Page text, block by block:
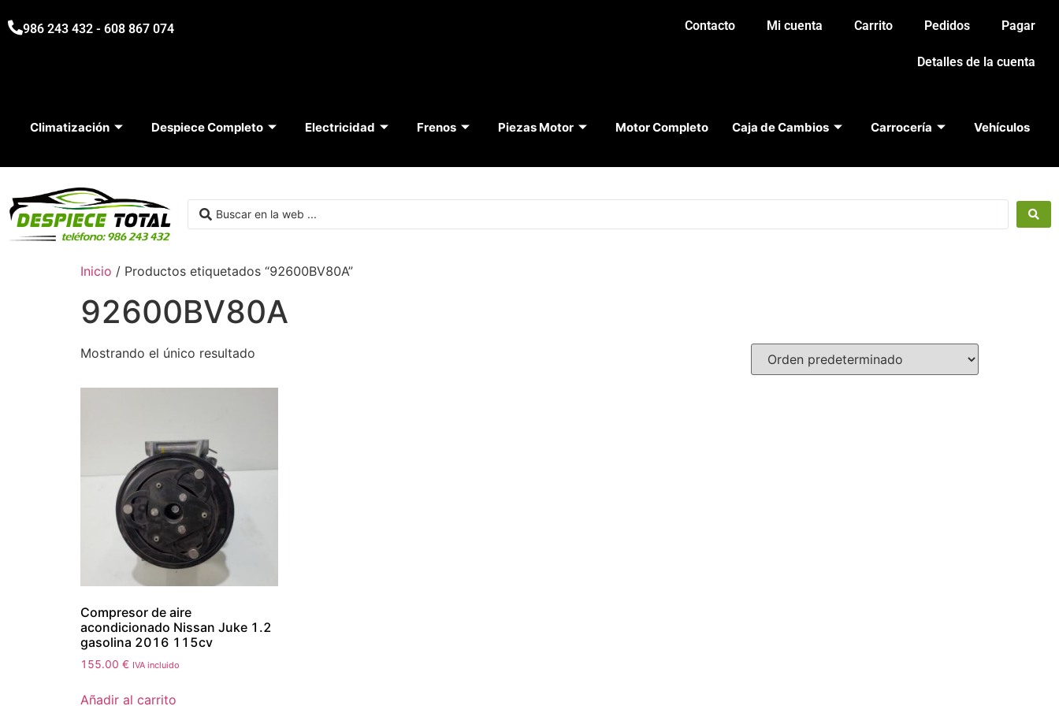
986 243 432 - 608 867 074 Contacto Mi cuenta Carrito Pedidos Pagar
Detalles de la cuenta
Climatización Despiece Completo Electricidad Frenos Piezas Motor Motor Completo Caja de Cambios Carrocería Vehículos
Inicio / Productos etiquetados “92600BV80A”
92600BV80A
Mostrando el único resultado
Compresor de aire
acondicionado Nissan Juke 1.2
gasolina 2016 115cv
155.00 € IVA incluido
Añadir al carrito